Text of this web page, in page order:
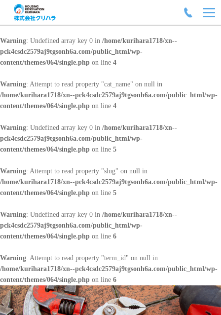
Warning: Undefined array key 0 in /home/kurihara1718/xn--
pck4csdc2579aj9tgsonh6a.com/public_html/wp-
content/themes/064/single.php on line 4
Warning: Attempt to read property "cat_name" on null in
/home/kurihara1718/xn--pck4csdc2579aj9tgsonh6a.com/public_html/wp-
content/themes/064/single.php on line 4
Warning: Undefined array key 0 in /home/kurihara1718/xn--
pck4csdc2579aj9tgsonh6a.com/public_html/wp-
content/themes/064/single.php on line 5
Warning: Attempt to read property "slug" on null in
/home/kurihara1718/xn--pck4csdc2579aj9tgsonh6a.com/public_html/wp-
content/themes/064/single.php on line 5
Warning: Undefined array key 0 in /home/kurihara1718/xn--
pck4csdc2579aj9tgsonh6a.com/public_html/wp-
content/themes/064/single.php on line 6
Warning: Attempt to read property "term_id" on null in
/home/kurihara1718/xn--pck4csdc2579aj9tgsonh6a.com/public_html/wp-
content/themes/064/single.php on line 6